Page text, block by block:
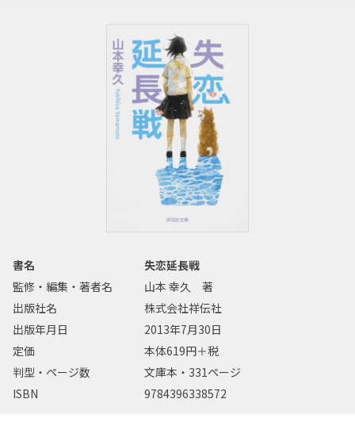
書名
失恋延長戦
監修・編集・著者名
山本 幸久 著
出版社名
株式会社祥伝社
出版年月日
2013年7月30日
定価
本体619円＋税
判型・ページ数
文庫本・331ページ
ISBN
9784396338572